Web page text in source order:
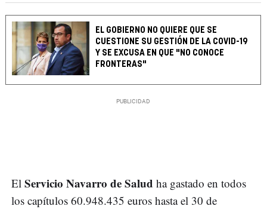
EL GOBIERNO NO QUIERE QUE SE
CUESTIONE SU GESTIÓN DE LA COVID-19
Y SE EXCUSA EN QUE "NO CONOCE
FRONTERAS"
El Servicio Navarro de Salud ha gastado en todos
los capítulos 60.948.435 euros hasta el 30 de